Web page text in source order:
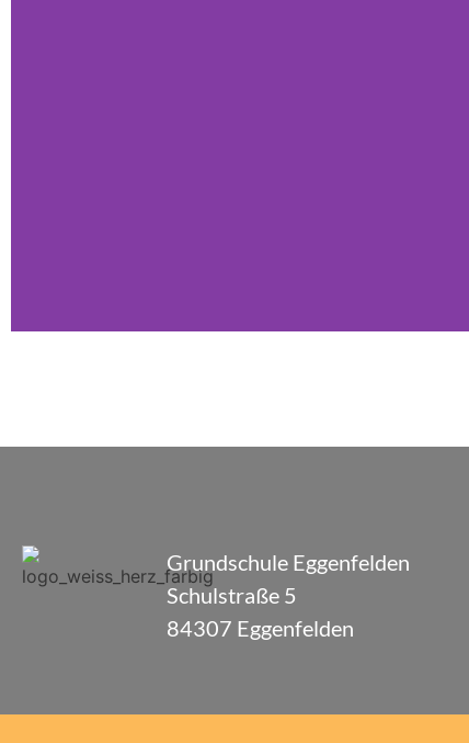
Grundschule Eggenfelden
Schulstraße 5
84307 Eggenfelden